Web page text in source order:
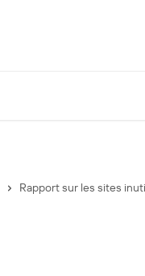
Rapport sur les sites